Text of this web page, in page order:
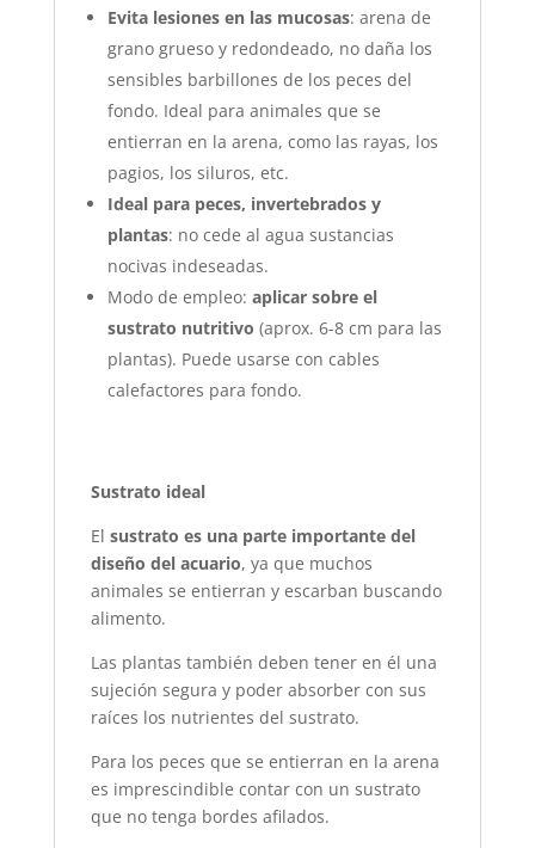
Evita lesiones en las mucosas: arena de
grano grueso y redondeado, no daña los
sensibles barbillones de los peces del
fondo. Ideal para animales que se
entierran en la arena, como las rayas, los
pagios, los siluros, etc.
Ideal para peces, invertebrados y
plantas: no cede al agua sustancias
nocivas indeseadas.
Modo de empleo: aplicar sobre el
sustrato nutritivo (aprox. 6-8 cm para las
plantas). Puede usarse con cables
calefactores para fondo.
Sustrato ideal
El sustrato es una parte importante del
diseño del acuario, ya que muchos
animales se entierran y escarban buscando
alimento.
Las plantas también deben tener en él una
sujeción segura y poder absorber con sus
raíces los nutrientes del sustrato.
Para los peces que se entierran en la arena
es imprescindible contar con un sustrato
que no tenga bordes afilados.